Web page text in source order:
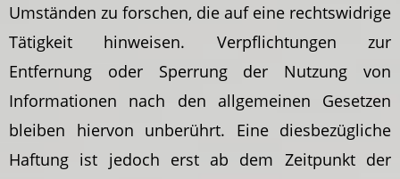
Umständen zu forschen, die auf eine rechtswidrige
Tätigkeit hinweisen. Verpflichtungen zur
Entfernung oder Sperrung der Nutzung von
Informationen nach den allgemeinen Gesetzen
bleiben hiervon unberührt. Eine diesbezügliche
Haftung ist jedoch erst ab dem Zeitpunkt der